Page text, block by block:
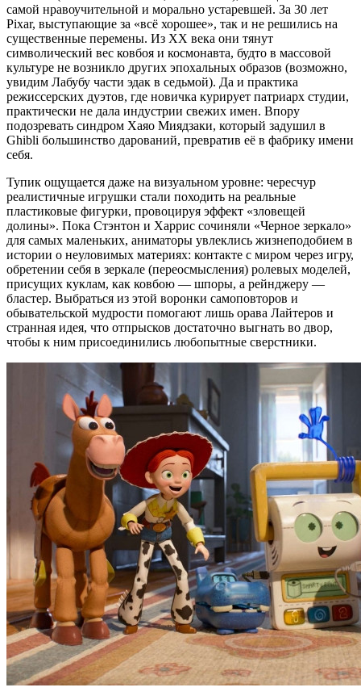
самой нравоучительной и морально устаревшей. За 30 лет
Pixar, выступающие за «всё хорошее», так и не решились на
существенные перемены. Из XX века они тянут
символический вес ковбоя и космонавта, будто в массовой
культуре не возникло других эпохальных образов (возможно,
увидим Лабубу части эдак в седьмой). Да и практика
режиссерских дуэтов, где новичка курирует патриарх студии,
практически не дала индустрии свежих имен. Впору
подозревать синдром Хаяо Миядзаки, который задушил в
Ghibli большинство дарований, превратив её в фабрику имени
себя.
Тупик ощущается даже на визуальном уровне: чересчур
реалистичные игрушки стали походить на реальные
пластиковые фигурки, провоцируя эффект «зловещей
долины». Пока Стэнтон и Харрис сочиняли «Черное зеркало»
для самых маленьких, аниматоры увлеклись жизнеподобием в
истории о неуловимых материях: контакте с миром через игру,
обретении себя в зеркале (переосмысления) ролевых моделей,
присущих куклам, как ковбою — шпоры, а рейнджеру —
бластер. Выбраться из этой воронки самоповторов и
обывательской мудрости помогают лишь орава Лайтеров и
странная идея, что отпрысков достаточно выгнать во двор,
чтобы к ним присоединились любопытные сверстники.